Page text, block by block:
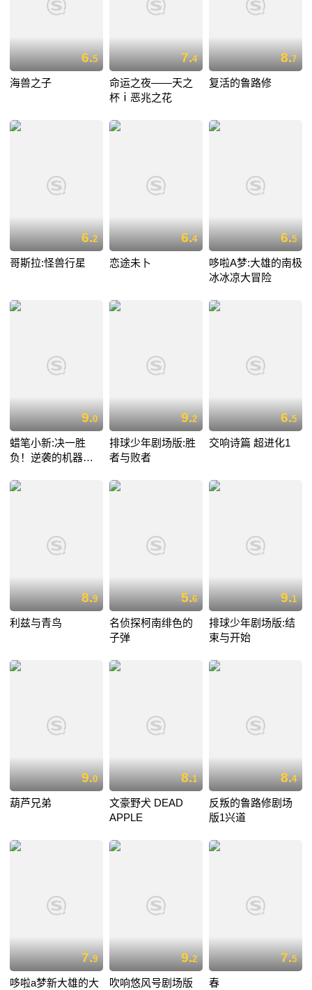
6.5
海兽之子
7.4
命运之夜——天之
杯ⅰ恶兆之花
8.7
复活的鲁路修
6.2
哥斯拉:怪兽行星
6.4
恋途未卜
6.5
哆啦A梦:大雄的南极
冰冰凉大冒险
9.0
蜡笔小新:决一胜
负！逆袭的机器人
9.2
排球少年剧场版:胜
者与败者
6.5
交响诗篇 超进化1
8.9
利兹与青鸟
5.6
名侦探柯南绯色的
子弹
9.1
排球少年剧场版:结
束与开始
9.0
葫芦兄弟
8.1
文豪野犬 DEAD
APPLE
8.4
反叛的鲁路修剧场
版1兴道
7.9
哆啦a梦新大雄的大
9.2
吹响悠风号剧场版
7.5
春